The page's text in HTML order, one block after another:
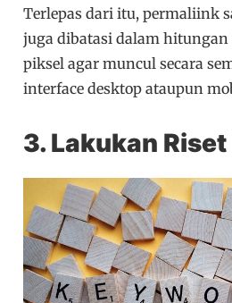
Terlepas dari itu, permaliink
juga dibatasi dalam hitungan
piksel agar muncul secara
interface desktop ataupun
3. Lakukan